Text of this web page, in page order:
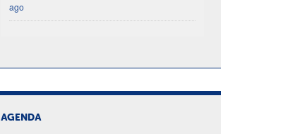
ago
AGENDA